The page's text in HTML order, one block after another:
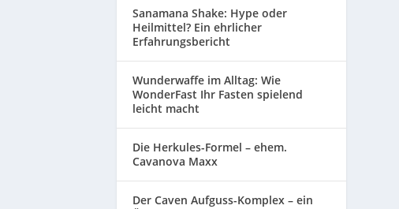
Sanamana Shake: Hype oder
Heilmittel? Ein ehrlicher
Erfahrungsbericht
Wunderwaffe im Alltag: Wie
WonderFast Ihr Fasten spielend
leicht macht
Die Herkules-Formel – ehem.
Cavanova Maxx
Der Caven Aufguss-Komplex – ein